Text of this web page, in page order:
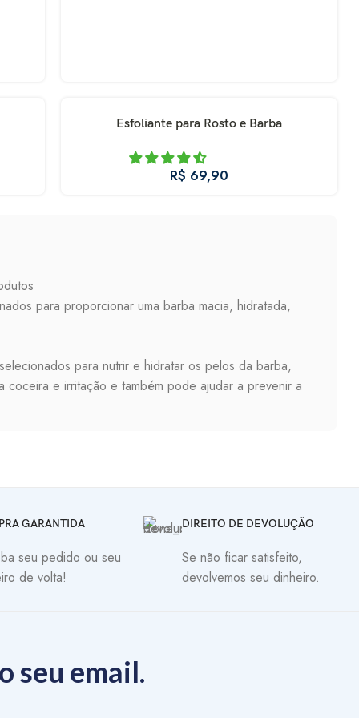
Esfoliante para Rosto e Barba
R$
para proporcionar uma barba macia, hidratada,
para nutrir e hidratar os pelos da barba,
coceira e irritação e também pode ajudar a prevenir a
poeira e oleosidade acumulada. Ele contém
o crescimento de novos fios, enquanto nutre e
e óleo de rícino, que ajudam a aumentar a circulação
GARANTIDA
seu pedido ou seu
de volta!
DIREITO DE DEVOLUÇÃO
Se não ficar satisfeito,
devolvemos seu dinheiro.
seu email.